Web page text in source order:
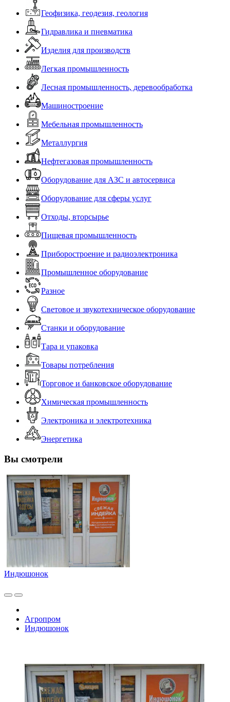
Геофизика, геодезия, геология
Гидравлика и пневматика
Изделия для производств
Легкая промышленность
Лесная промышленность, деревообработка
Машиностроение
Мебельная промышленность
Металлургия
Нефтегазовая промышленность
Оборудование для АЗС и автосервиса
Оборудование для сферы услуг
Отходы, вторсырье
Пищевая промышленность
Приборостроение и радиоэлектроника
Промышленное оборудование
Разное
Световое и звукотехническое оборудование
Станки и оборудование
Тара и упаковка
Товары потребления
Торговое и банковское оборудование
Химическая промышленность
Электроника и электротехника
Энергетика
Вы смотрели
Индюшонок
Агропром
Индюшонок